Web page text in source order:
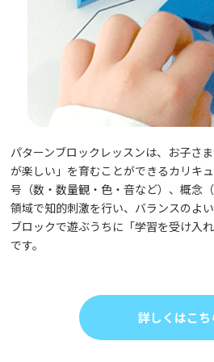
パターンブロックレッスンは、お子さ
が楽しい」を育むことができるカリキ
号（数・数量観・色・音など）、概念
領域で知的刺激を行い、バランスのよ
ブロックで遊ぶうちに「学習を受け入
です。
詳しくはこち